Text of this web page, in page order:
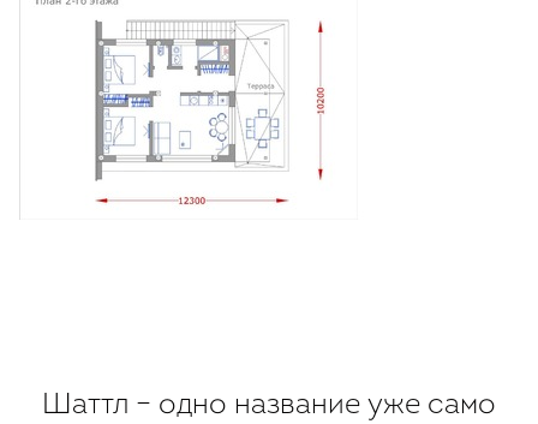
Шаттл – одно название уже само